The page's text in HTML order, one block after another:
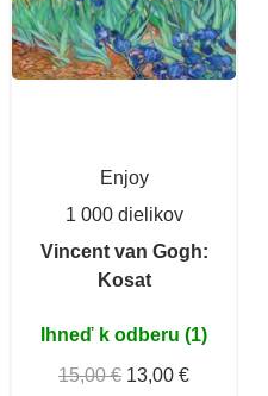
Enjoy
1 000 dielikov
Vincent van Gogh:
Kosat
Ihneď k odberu (1)
15,00 € 13,00 €